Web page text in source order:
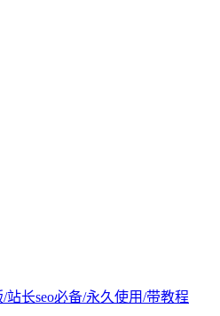
长seo必备/永久使用/带教程